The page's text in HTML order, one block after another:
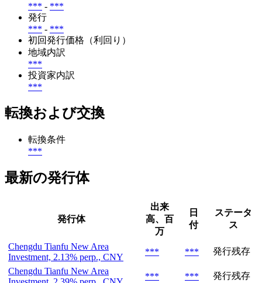
*** - ***
発行
*** - ***
初回発行価格（利回り）
地域内訳
***
投資家内訳
***
転換および交換
転換条件
***
最新の発行体
発行体
出来
高、百
万
日
付
ステータ
ス
Chengdu Tianfu New Area
Investment, 2.13% perp., CNY
*** ***
発行残存
Chengdu Tianfu New Area
*** *** 発行残存